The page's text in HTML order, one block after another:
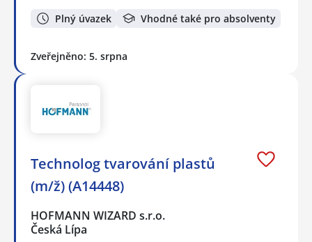
Plný úvazek Vhodné také pro absolventy
Zveřejněno: 5. srpna
Technolog tvarování plastů
(m/ž) (A14448)
HOFMANN WIZARD s.r.o.
Česká Lípa